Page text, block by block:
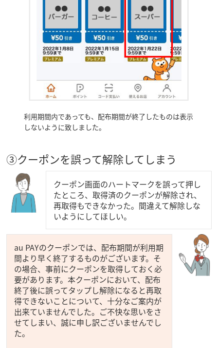
利用期間内であっても、配布期間が終了したものは表示
しないように致しました。
③クーポンを誤って解除してしまう
クーポン画面のハートマークを誤って押し
たところ、取得済のクーポンが解除され、
再取得もできなかった。間違えて解除しな
いようにしてほしい。
au PAYのクーポンでは、配布期間が利用期
間より早く終了するものがございます。そ
の場合、事前にクーポンを取得しておく必
要があります。本クーポンにおいて、配布
終了後に誤ってタップし解除になると再取
得できないことについて、十分なご案内が
出来ていませんでした。ご不快な思いをさ
せてしまい、誠に申し訳ございませんでし
た。